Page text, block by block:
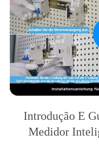
Introdução E
Medidor